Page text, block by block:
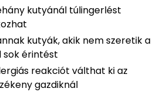
kutyánál túlingerlést
kutyák, akik nem szeretik a
sok érintést
reakciót válthat ki az
gazdiknál